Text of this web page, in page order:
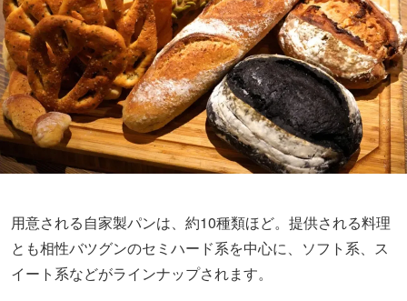
用意される自家製パンは、約10種類ほど。提供される料理
とも相性バツグンのセミハード系を中心に、ソフト系、ス
イート系などがラインナップされます。